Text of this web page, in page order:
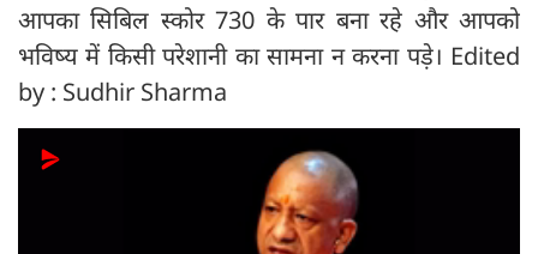
आपका सिबिल स्कोर 730 के पार बना रहे और आपको
भविष्य में किसी परेशानी का सामना न करना पड़े। Edited
by : Sudhir Sharma